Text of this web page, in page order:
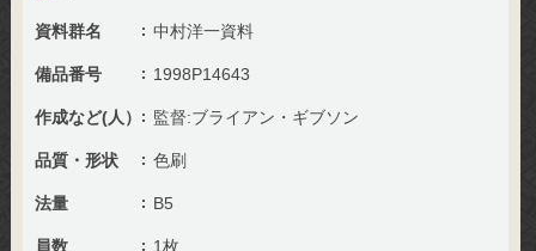
資料群名 中村洋一資料
備品番号 1998P14643
作成など(人） 監督:ブライアン・ギブソン
品質・形状 色刷
法量 B5
員数 1枚